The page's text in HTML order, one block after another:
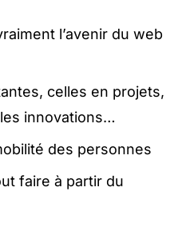
l’avenir du web
celles en projets,
innovations…
des personnes
faire à partir du